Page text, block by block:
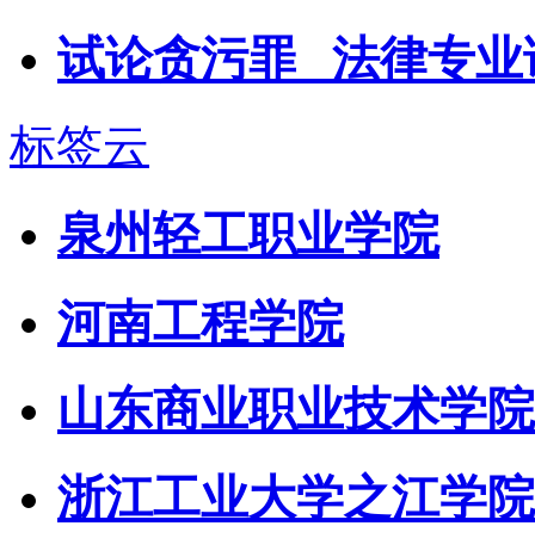
试论贪污罪 _法律专
标签云
泉州轻工职业学院
河南工程学院
山东商业职业技术学院
浙江工业大学之江学院